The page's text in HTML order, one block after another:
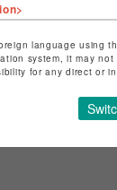
language using
system, it may
for any direct or